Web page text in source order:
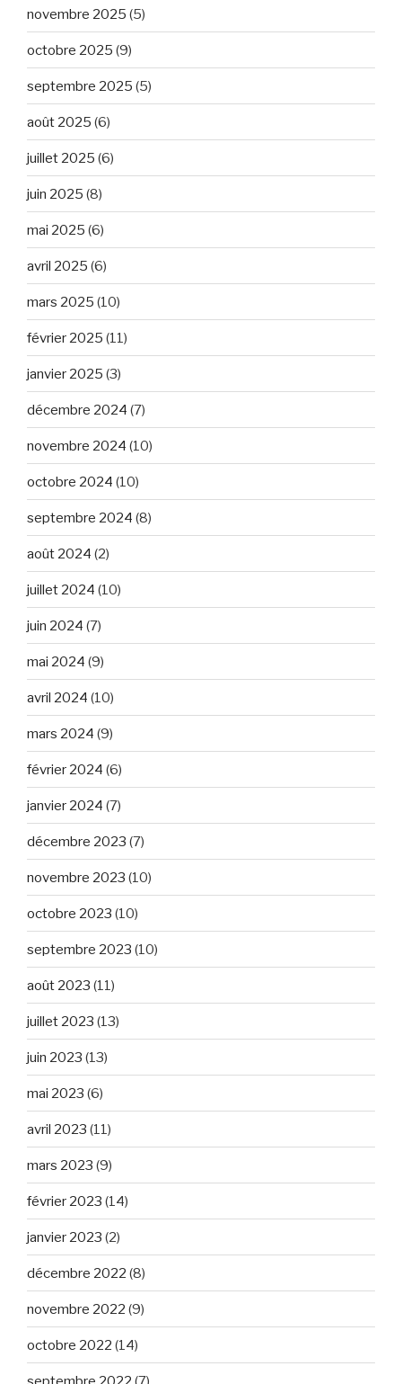
novembre 2025 (5)
octobre 2025 (9)
septembre 2025 (5)
août 2025 (6)
juillet 2025 (6)
juin 2025 (8)
mai 2025 (6)
avril 2025 (6)
mars 2025 (10)
février 2025 (11)
janvier 2025 (3)
décembre 2024 (7)
novembre 2024 (10)
octobre 2024 (10)
septembre 2024 (8)
août 2024 (2)
juillet 2024 (10)
juin 2024 (7)
mai 2024 (9)
avril 2024 (10)
mars 2024 (9)
février 2024 (6)
janvier 2024 (7)
décembre 2023 (7)
novembre 2023 (10)
octobre 2023 (10)
septembre 2023 (10)
août 2023 (11)
juillet 2023 (13)
juin 2023 (13)
mai 2023 (6)
avril 2023 (11)
mars 2023 (9)
février 2023 (14)
janvier 2023 (2)
décembre 2022 (8)
novembre 2022 (9)
octobre 2022 (14)